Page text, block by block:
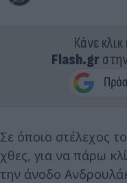
Κάνε
Flash.gr
Σε όποιο στέλεχος
χθες, για να πάρω
την άνοδο